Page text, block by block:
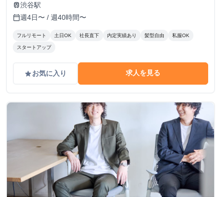
train渋谷駅
calendar_today週4日〜 / 週40時間〜
フルリモート 土日OK 社長直下 内定実績あり 髪型自由 私服OK
スタートアップ
gradeお気に入り 求人を見る